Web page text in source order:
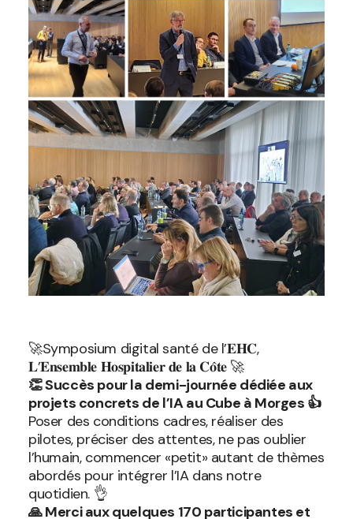
🚀Symposium digital santé de l’𝐄𝐇𝐂,
𝐋’𝐄𝐧𝐬𝐞𝐦𝐛𝐥𝐞 𝐇𝐨𝐬𝐩𝐢𝐭𝐚𝐥𝐢𝐞𝐫 𝐝𝐞 𝐥𝐚 𝐂𝐨̂𝐭𝐞 🚀
👏 Succès pour la demi-journée dédiée aux
projets concrets de l’IA au Cube à Morges 👍
Poser des conditions cadres, réaliser des
pilotes, préciser des attentes, ne pas oublier
l’humain, commencer «petit» autant de thèmes
abordés pour intégrer l’IA dans notre
quotidien. 👌
🙏 Merci aux quelques 170 participantes et